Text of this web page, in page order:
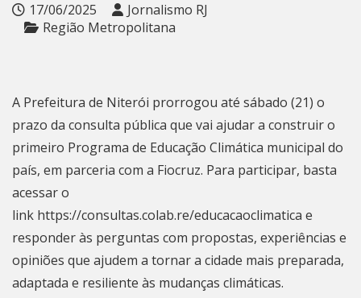
17/06/2025
Jornalismo RJ
Região Metropolitana
A Prefeitura de Niterói prorrogou até sábado (21) o
prazo da consulta pública que vai ajudar a construir o
primeiro Programa de Educação Climática municipal do
país, em parceria com a Fiocruz. Para participar, basta
acessar o
link https://consultas.colab.re/educacaoclimatica e
responder às perguntas com propostas, experiências e
opiniões que ajudem a tornar a cidade mais preparada,
adaptada e resiliente às mudanças climáticas.